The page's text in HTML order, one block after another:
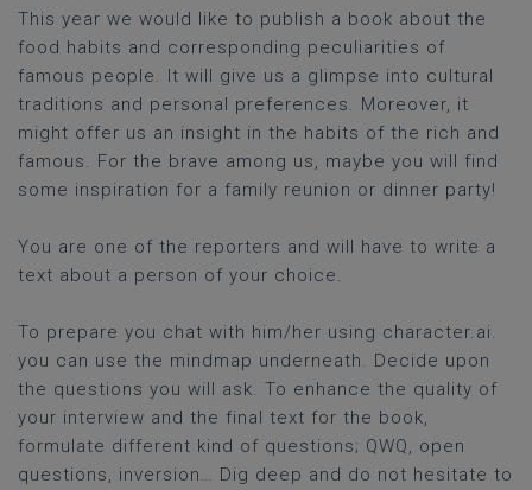
This year we would like to publish a book about the
food habits and corresponding peculiarities of
famous people. It will give us a glimpse into cultural
traditions and personal preferences. Moreover, it
might offer us an insight in the habits of the rich and
famous. For the brave among us, maybe you will find
some inspiration for a family reunion or dinner party!
You are one of the reporters and will have to write a
text about a person of your choice.
To prepare you chat with him/her using character.ai.
you can use the mindmap underneath. Decide upon
the questions you will ask. To enhance the quality of
your interview and the final text for the book,
formulate different kind of questions; QWQ, open
questions, inversion… Dig deep and do not hesitate to